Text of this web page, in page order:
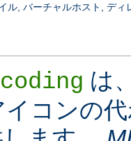
ル, バーチャルホスト, ディ
は
コンの